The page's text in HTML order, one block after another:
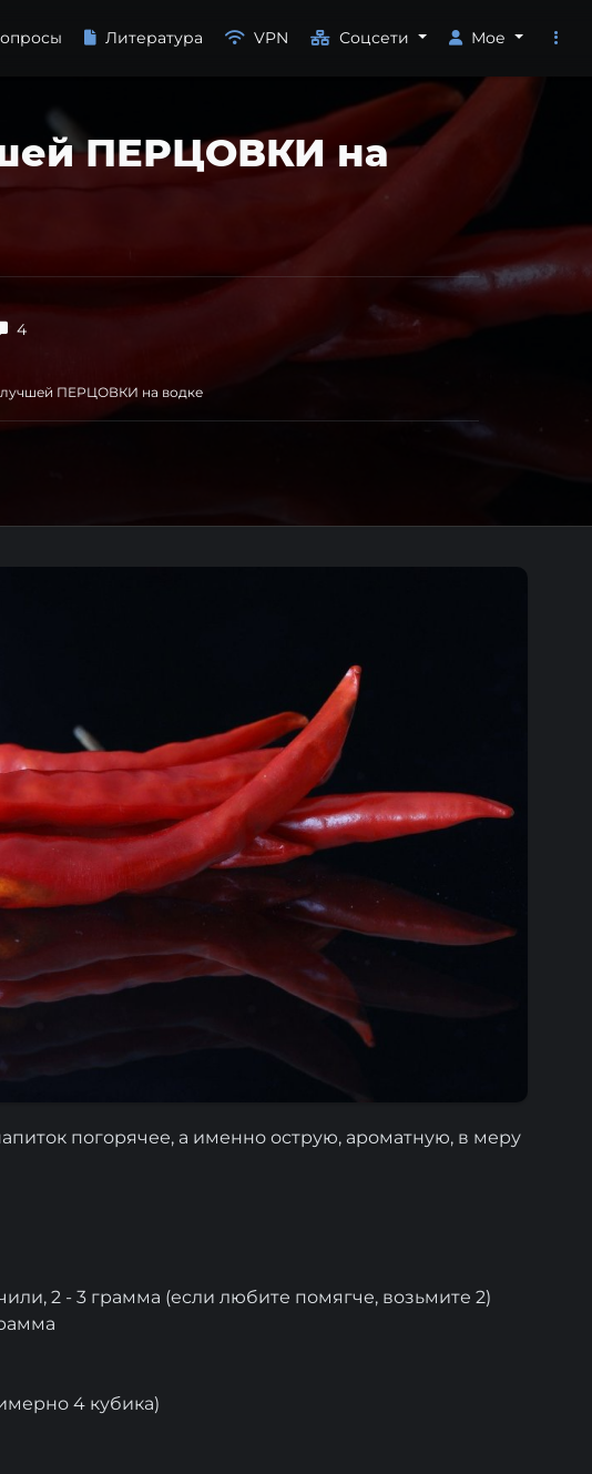
Литература VPN Соцсети Мое
ПЕРЦОВКИ на
4
лучшей ПЕРЦОВКИ на водке
погорячее, а именно острую, ароматную, в меру
2 - 3 грамма (если любите помягче, возьмите 2)
4 кубика)